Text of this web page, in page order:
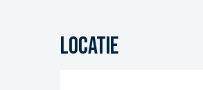
Locatie